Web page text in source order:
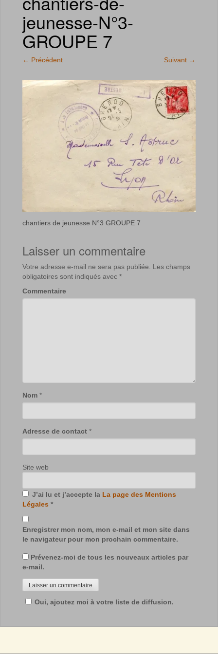
jeunesse-N°3-
GROUPE 7
← Précédent Suivant →
chantiers de jeunesse N°3 GROUPE 7
Laisser un commentaire
Votre adresse e-mail ne sera pas publiée.
Les champs
obligatoires sont indiqués avec *
Commentaire
Nom *
Adresse de contact *
Site web
J’ai lu et j’accepte la La page des Mentions
Légales *
Enregistrer mon nom, mon e-mail et mon site dans
le navigateur pour mon prochain commentaire.
Prévenez-moi de tous les nouveaux articles par
e-mail.
Oui, ajoutez moi à votre liste de diffusion.